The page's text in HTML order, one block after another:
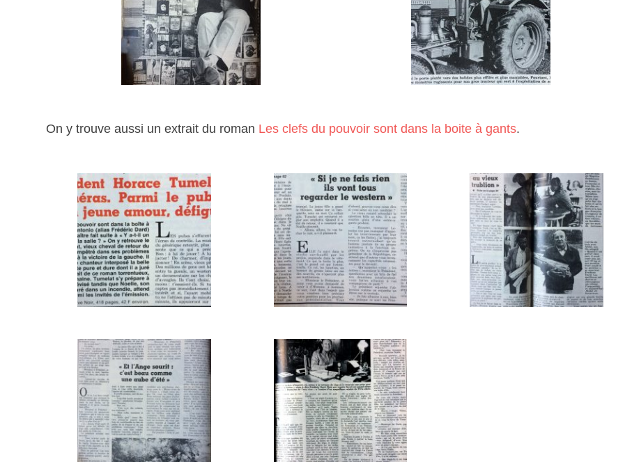
On y trouve aussi un extrait du roman Les clefs du pouvoir sont dans la boite à gants.